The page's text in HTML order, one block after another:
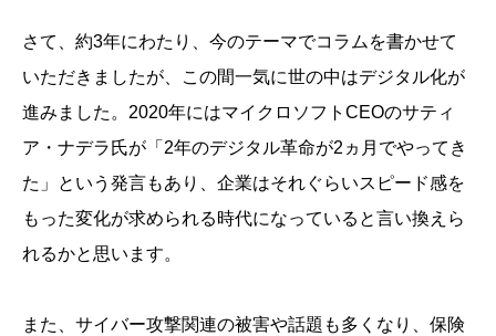
さて、約3年にわたり、今のテーマでコラムを書かせて
いただきましたが、この間一気に世の中はデジタル化が
進みました。2020年にはマイクロソフトCEOのサティ
ア・ナデラ氏が「2年のデジタル革命が2ヵ月でやってき
た」という発言もあり、企業はそれぐらいスピード感を
もった変化が求められる時代になっていると言い換えら
れるかと思います。
また、サイバー攻撃関連の被害や話題も多くなり、保険